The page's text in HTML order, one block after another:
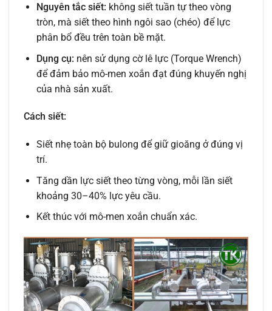
Nguyên tắc siết: không siết tuần tự theo vòng
tròn, mà siết theo hình ngôi sao (chéo) để lực
phân bổ đều trên toàn bề mặt.
Dụng cụ: nên sử dụng cờ lê lực (Torque Wrench)
để đảm bảo mô-men xoắn đạt đúng khuyến nghị
của nhà sản xuất.
Cách siết:
Siết nhẹ toàn bộ bulong để giữ gioăng ở đúng vị
trí.
Tăng dần lực siết theo từng vòng, mỗi lần siết
khoảng 30–40% lực yêu cầu.
Kết thúc với mô-men xoắn chuẩn xác.